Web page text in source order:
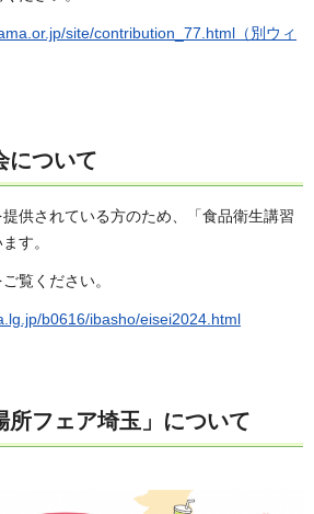
site/contribution_77.html（別ウィ
について
供されている方のため、「食品衛生講習
す。
覧ください。
b0616/ibasho/eisei2024.html
所フェア埼玉」について